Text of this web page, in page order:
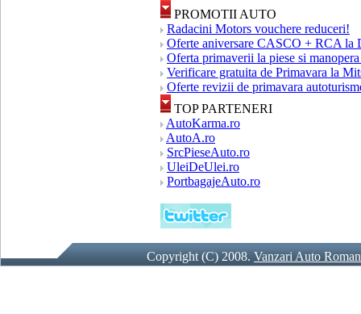
PROMOTII AUTO
Radacini Motors vouchere reduceri!
Oferte aniversare CASCO + RCA la
Oferta primaverii la piese si
Verificare gratuita de Primavara la
Oferte revizii de primavara
TOP PARTENERI
AutoKarma.ro
AutoA.ro
SrcPieseAuto.ro
UleiDeUlei.ro
PortbagajeAuto.ro
Copyright (C) 2008.Vanzari Auto